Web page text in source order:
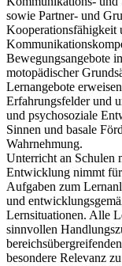
sowie Partner- und
Kooperationsfähigkeit
Bewegungsangebote
motopädischer
Lernangebote
Erfahrungsfelder und
und psychosoziale
Sinnen und basale
Wahrnehmung.
Unterricht an Schulen
Entwicklung nimmt für
Aufgaben zum
und
Lernsituationen. Alle
sinnvollen
besondere Relevanz